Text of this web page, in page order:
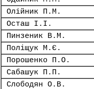
Олійник П.М.
Осташ І.І.
Пинзеник В.М.
Поліщук М.Є.
Порошенко П.О.
Сабашук П.П.
Слободян О.В.